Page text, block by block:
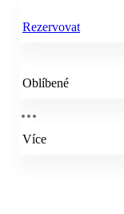
Rezervovat
Oblíbené
Více